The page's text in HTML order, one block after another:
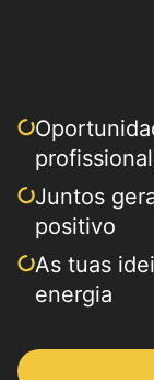
Juntos
positivo
As tuas
energia